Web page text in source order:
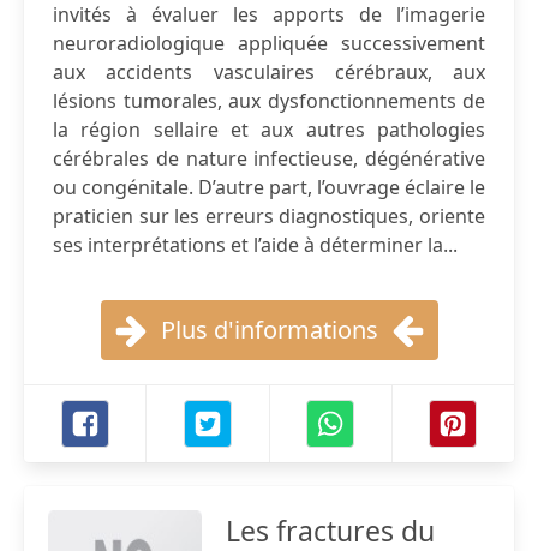
invités à évaluer les apports de l’imagerie
neuroradiologique appliquée successivement
aux accidents vasculaires cérébraux, aux
lésions tumorales, aux dysfonctionnements de
la région sellaire et aux autres pathologies
cérébrales de nature infectieuse, dégénérative
ou congénitale. D’autre part, l’ouvrage éclaire le
praticien sur les erreurs diagnostiques, oriente
ses interprétations et l’aide à déterminer la...
Plus d'informations
Les fractures du